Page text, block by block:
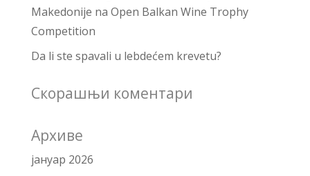
Makedonije na Open Balkan Wine Trophy
Competition
Da li ste spavali u lebdećem krevetu?
Скорашњи коментари
Архиве
јануар 2026